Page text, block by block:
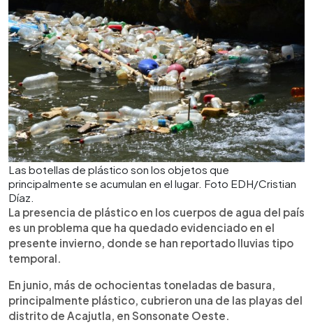
Las botellas de plástico son los objetos que
principalmente se acumulan en el lugar. Foto EDH/Cristian
Díaz.
La presencia de plástico en los cuerpos de agua del país
es un problema que ha quedado evidenciado en el
presente invierno, donde se han reportado lluvias tipo
temporal.
En junio, más de ochocientas toneladas de basura,
principalmente plástico, cubrieron una de las playas del
distrito de Acajutla, en Sonsonate Oeste.